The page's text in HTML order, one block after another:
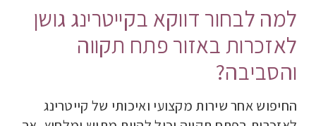
למה לבחור דווקא בקייטרינג גושן
לאזכרות באזור פתח תקווה
והסביבה?
החיפוש אחר שירות מקצועי ואיכותי של קייטרינג